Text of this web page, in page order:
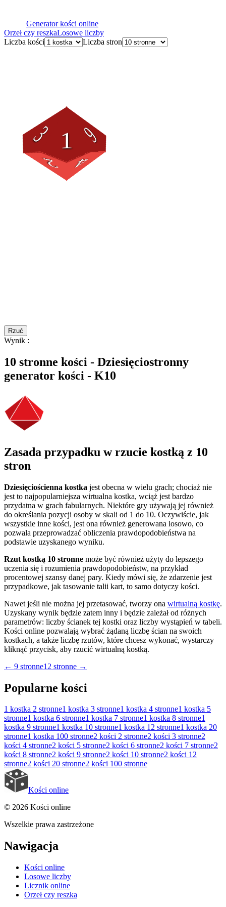
Generator kości online
Orzeł czy reszkaLosowe liczby
Liczba kości
Liczba stron
Rzuć
Wynik :
10 stronne kości - Dziesięciostronny
generator kości - K10
Zasada przypadku w rzucie kostką z 10
stron
Dziesięciościenna kostka jest obecna w wielu grach; chociaż nie
jest to najpopularniejsza wirtualna kostka, wciąż jest bardzo
przydatna w grach fabularnych. Niektóre gry używają jej również
do określania pozycji osoby w skali od 1 do 10. Oczywiście, jak
wszystkie inne kości, jest ona również generowana losowo, co
pozwala przeprowadzać obliczenia prawdopodobieństwa na
podstawie uzyskanego wyniku.
Rzut kostką 10 stronne może być również użyty do lepszego
uczenia się i rozumienia prawdopodobieństw, na przykład
procentowej szansy danej pary. Kiedy mówi się, że zdarzenie jest
przypadkowe, jak tasowanie talii kart, to samo dotyczy kości.
Nawet jeśli nie można jej przetasować, tworzy ona wirtualną kostkę.
Uzyskany wynik będzie zatem inny i będzie zależał od różnych
parametrów: liczby ścianek tej kostki oraz liczby wystąpień w tabeli.
Kości online pozwalają wybrać żądaną liczbę ścian na swoich
kostkach, a także liczbę rzutów, które chcesz wykonać, wystarczy
kliknąć przycisk, aby rzucić wirtualną kostką.
← 9 stronne12 stronne →
Popularne kości
1 kostka 2 stronne1 kostka 3 stronne1 kostka 4 stronne1 kostka 5
stronne1 kostka 6 stronne1 kostka 7 stronne1 kostka 8 stronne1
kostka 9 stronne1 kostka 10 stronne1 kostka 12 stronne1 kostka 20
stronne1 kostka 100 stronne2 kości 2 stronne2 kości 3 stronne2
kości 4 stronne2 kości 5 stronne2 kości 6 stronne2 kości 7 stronne2
kości 8 stronne2 kości 9 stronne2 kości 10 stronne2 kości 12
stronne2 kości 20 stronne2 kości 100 stronne
Kości online
© 2026 Kości online
Wszelkie prawa zastrzeżone
Nawigacja
Kości online
Losowe liczby
Licznik online
Orzeł czy reszka